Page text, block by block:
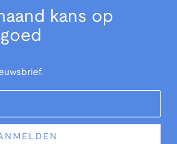
kans op